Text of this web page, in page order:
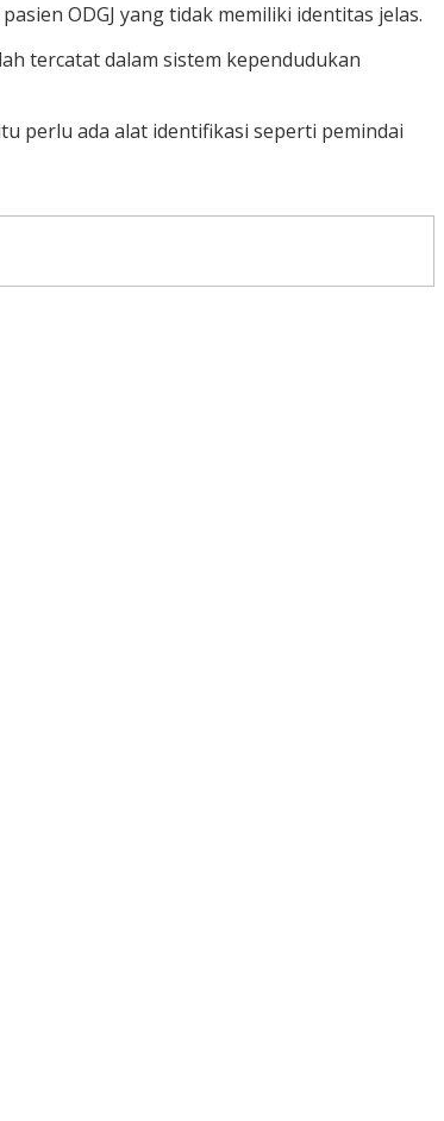
ODGJ yang tidak memiliki identitas jelas.
tercatat dalam sistem kependudukan
perlu ada alat identifikasi seperti pemindai